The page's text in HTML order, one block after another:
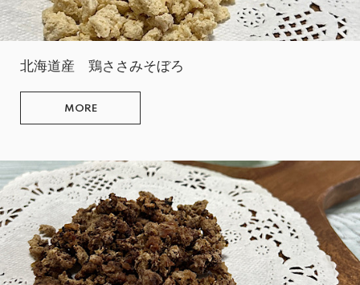
北海道産 鶏ささみそぼろ
MORE